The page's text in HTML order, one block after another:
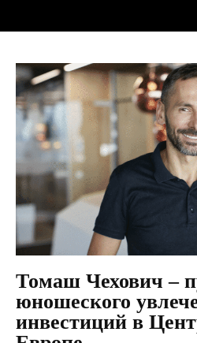
Томаш Чехович –
юношеского
инвестиций в